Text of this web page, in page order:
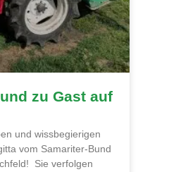
zu Gast auf
und wissbegierigen
vom Samariter-Bund
Sie verfolgen